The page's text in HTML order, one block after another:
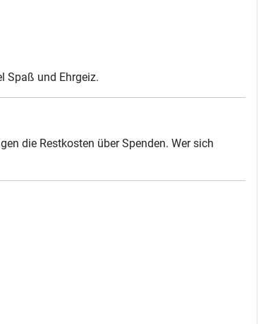
Spaß und Ehrgeiz.
die Restkosten über Spenden. Wer sich